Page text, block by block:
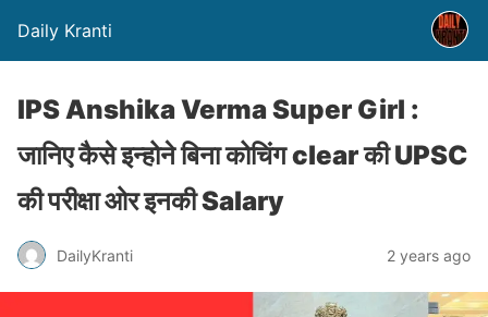
Daily Kranti
IPS Anshika Verma Super Girl :
जानिए कैसे इन्होने बिना कोचिंग clear की UPSC
की परीक्षा ओर इनकी Salary
DailyKranti 2 years ago